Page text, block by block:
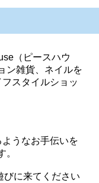
（ピースハウ
ン雑貨、ネイルを
スタイルショッ
うなお手伝いを
。
びに来てください